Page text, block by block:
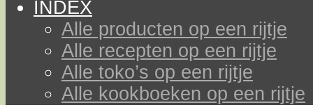
INDEX
Alle producten op een rijtje
Alle recepten op een rijtje
Alle toko’s op een rijtje
Alle kookboeken op een rijtje